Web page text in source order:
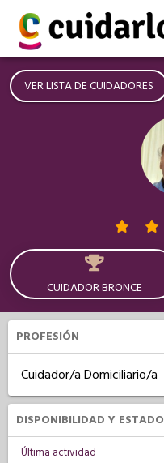
VER LISTA DE CUIDADORES
CUIDADOR BRONCE
PROFESIÓN
Cuidador/a Domiciliario/a
DISPONIBILIDAD Y ESTADO
Última actividad